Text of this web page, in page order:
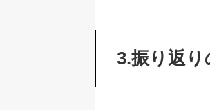
3.振り返